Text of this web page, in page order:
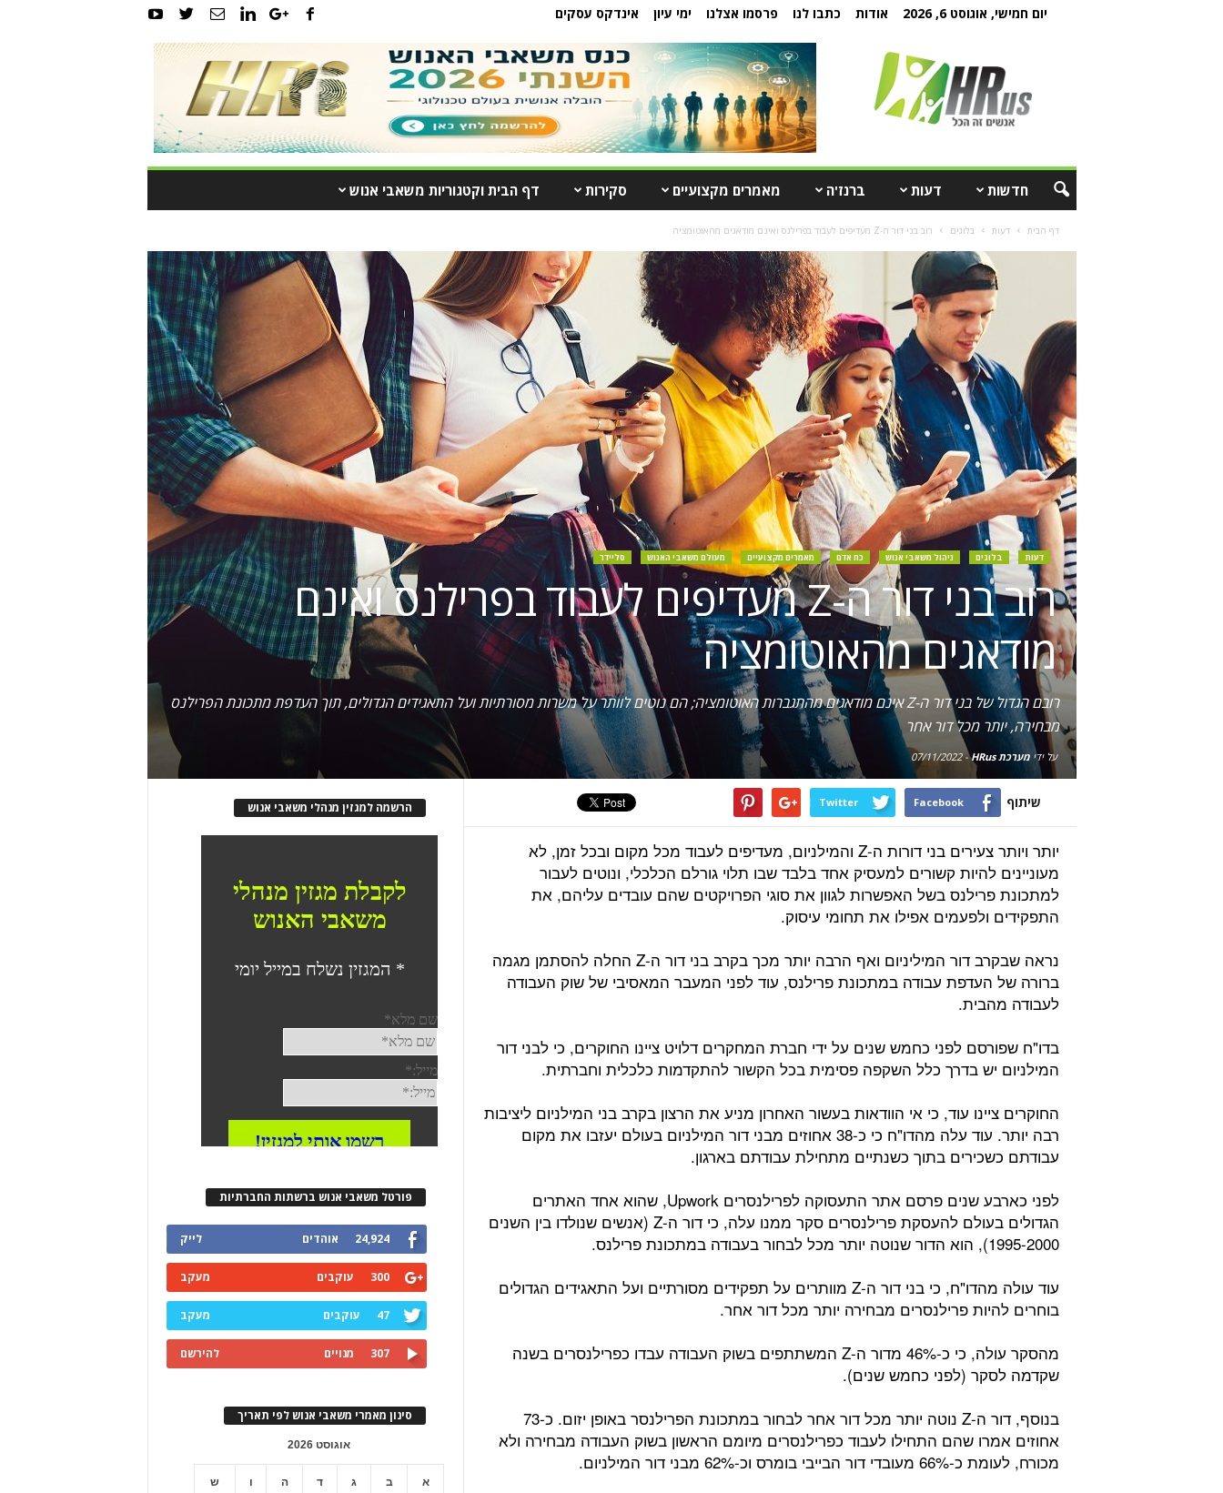
יום חמישי, אוגוסט 6, 2026 אודות כתבו לנו פרסמו אצלנו ימי עיון אינדקס עסקים
חדשות דעות ברנז'ה מאמרים מקצועיים סקירות דף הבית וקטגוריות משאבי אנוש
דף הבית דעות בלוגים רוב בני דור ה-Z מעדיפים לעבוד בפרילנס ואינם מודאגים מהאוטומציה
דעות בלוגים ניהול משאבי אנוש כח אדם מאמרים מקצועיים מעולם משאבי האנוש סליידר
רוב בני דור ה-Z מעדיפים לעבוד בפרילנס ואינם
מודאגים מהאוטומציה
רובם הגדול של בני דור ה-Z אינם מודאגים מהתגברות האוטומציה; הם נוטים לוותר על משרות מסורתיות ועל התאגידים הגדולים, תוך העדפת מתכונת הפרילנס
מבחירה, יותר מכל דור אחר
על ידימערכת HRus -
07/11/2022
שיתוף Facebook
Twitter
יותר ויותר צעירים בני דורות ה-Z והמילניום, מעדיפים לעבוד מכל מקום ובכל זמן, לא
מעוניינים להיות קשורים למעסיק אחד בלבד שבו תלוי גורלם הכלכלי, ונוטים לעבור
למתכונת פרילנס בשל האפשרות לגוון את סוגי הפרויקטים שהם עובדים עליהם, את
התפקידים ולפעמים אפילו את תחומי עיסוק.
נראה שבקרב דור המיליניום ואף הרבה יותר מכך בקרב בני דור ה-Z החלה להסתמן מגמה
ברורה של העדפת עבודה במתכונת פרילנס, עוד לפני המעבר המאסיבי של שוק העבודה
לעבודה מהבית.
בדו"ח שפורסם לפני כחמש שנים על ידי חברת המחקרים דלויט ציינו החוקרים, כי לבני דור
המילניום יש בדרך כלל השקפה פסימית בכל הקשור להתקדמות כלכלית וחברתית.
החוקרים ציינו עוד, כי אי הוודאות בעשור האחרון מניע את הרצון בקרב בני המילניום ליציבות
רבה יותר. עוד עלה מהדו"ח כי כ-38 אחוזים מבני דור המילניום בעולם יעזבו את מקום
עבודתם כשכירים בתוך כשנתיים מתחילת עבודתם בארגון.
לפני כארבע שנים פרסם אתר התעסוקה לפרילנסרים Upwork, שהוא אחד האתרים
הגדולים בעולם להעסקת פרילנסרים סקר ממנו עלה, כי דור ה-Z (אנשים שנולדו בין השנים
1995-2000), הוא הדור שנוטה יותר מכל לבחור בעבודה במתכונת פרילנס.
עוד עולה מהדו"ח, כי בני דור ה-Z מוותרים על תפקידים מסורתיים ועל התאגידים הגדולים
בוחרים להיות פרילנסרים מבחירה יותר מכל דור אחר.
מהסקר עולה, כי כ-46% מדור ה-Z המשתתפים בשוק העבודה עבדו כפרילנסרים בשנה
שקדמה לסקר (לפני כחמש שנים).
בנוסף, דור ה-Z נוטה יותר מכל דור אחר לבחור במתכונת הפרילנסר באופן יזום. כ-73
אחוזים אמרו שהם התחילו לעבוד כפרילנסרים מיומם הראשון בשוק העבודה מבחירה ולא
מכורח, לעומת כ-66% מעובדי דור הבייבי בומרס וכ-62% מבני דור המילניום.
הרשמה למגזין מנהלי משאבי אנוש
פורטל משאבי אנוש ברשתות החברתיות
24,924 אוהדים לייק
300 עוקבים מעקב
47 עוקבים מעקב
307 מנויים להירשם
סינון מאמרי משאבי אנוש לפי תאריך
אוגוסט 2026
א ב ג ד ה ו ש